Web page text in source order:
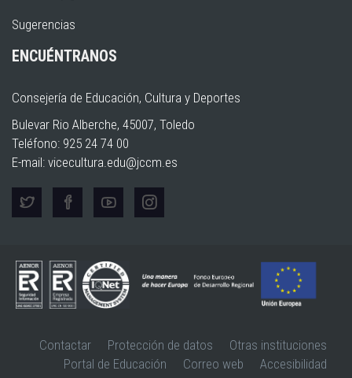
Sugerencias
ENCUÉNTRANOS
Consejería de Educación, Cultura y Deportes
Bulevar Rio Alberche, 45007, Toledo
Teléfono: 925 24 74 00
E-mail: vicecultura.edu@jccm.es
Contactar Protección de datos
Otras instituciones
Portal de Educación
Correo web
Accesibilidad